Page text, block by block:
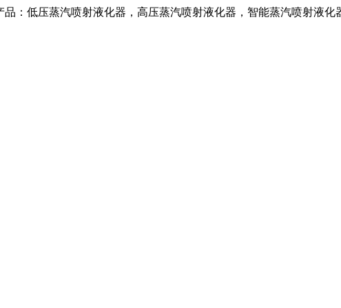
：低压蒸汽喷射液化器，高压蒸汽喷射液化器，智能蒸汽喷射液化